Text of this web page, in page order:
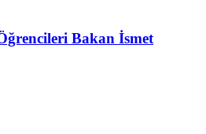
Bakan İsmet